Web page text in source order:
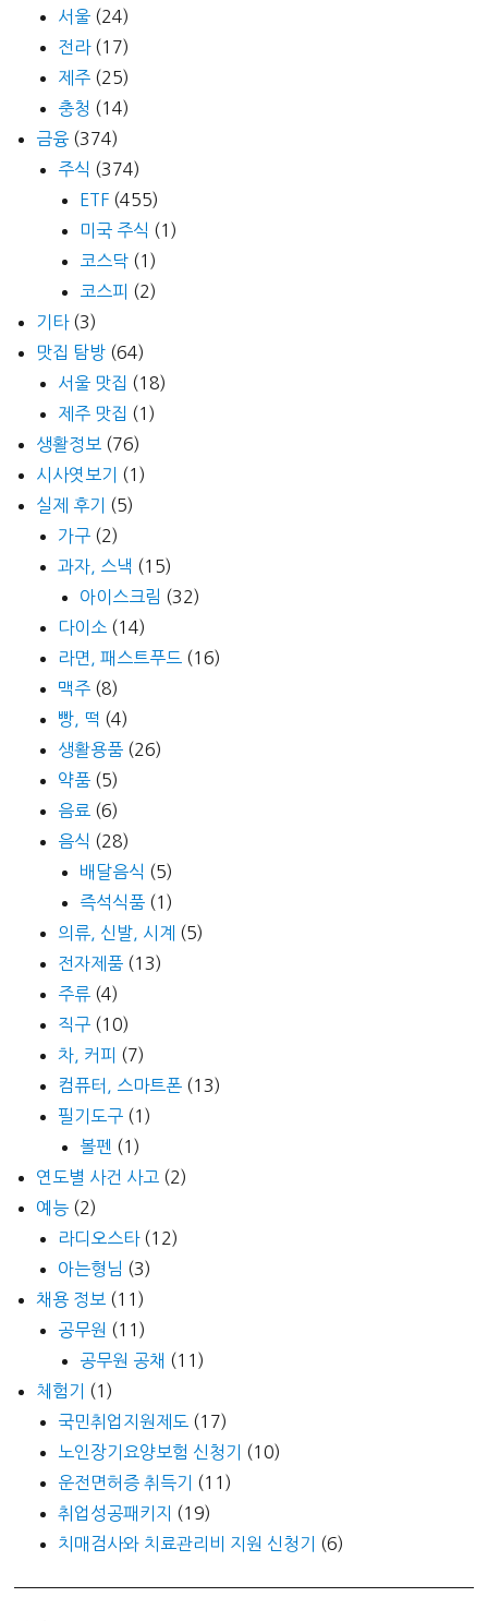
서울 (24)
전라(17)
제주 (25)
충청 (14)
금융 (374)
주식 (374)
ETF (455)
미국 주식 (1)
코스닥 (1)
코스피 (2)
기타(3)
맛집 탐방 (64)
서울 맛집 (18)
제주 맛집 (1)
생활정보 (76)
시사엿보기
(1)
실제 후기
(5)
가구 (2)
과자, 스낵 (15)
아이스크림 (32)
다이소 (14)
라면, 패스트푸드 (16)
맥주 (8)
빵, 떡 (4)
생활용품 (26)
약품 (5)
음료 (6)
음식 (28)
배달음식 (5)
즉석식품 (1)
의류, 신발, 시계
(5)
전자제품 (13)
주류 (4)
직구 (10)
차, 커피 (7)
컴퓨터, 스마트폰 (13)
필기도구 (1)
볼펜 (1)
연도별 사건 사고 (2)
예능 (2)
라디오스타(12)
아는형님 (3)
채용 정보 (11)
공무원 (11)
공무원 공채 (11)
체험기
(1)
국민취업지원제도 (17)
노인장기요양보험 신청기
(10)
운전면허증 취득기
(11)
취업성공패키지
(19)
치매검사와 치료관리비 지원 신청기
(6)